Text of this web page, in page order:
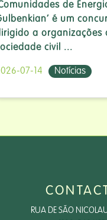
de
é um
a organizações
civil ...
07-14 Notícias
RUA DE SÃO